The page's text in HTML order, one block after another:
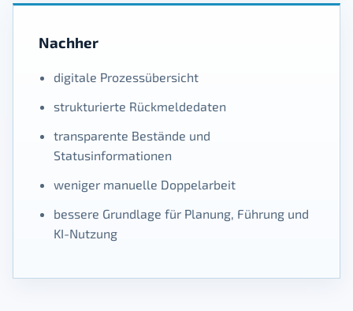
Nachher
digitale Prozessübersicht
strukturierte Rückmeldedaten
transparente Bestände und
Statusinformationen
weniger manuelle Doppelarbeit
bessere Grundlage für Planung, Führung und
KI-Nutzung